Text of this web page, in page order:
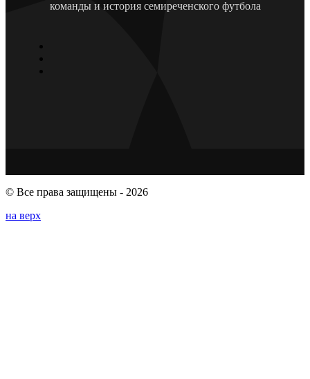
команды и история семиреченского футбола
© Все права защищены - 2026
на верх